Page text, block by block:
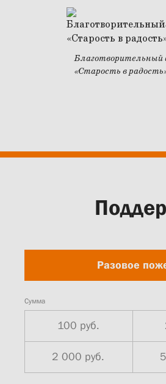
Благотворительный
«Старость в
Разовое
Сумма
100 руб.
2 000 руб.